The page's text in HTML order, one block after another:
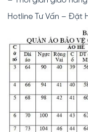
Hotline Tư Vấn – Đặt